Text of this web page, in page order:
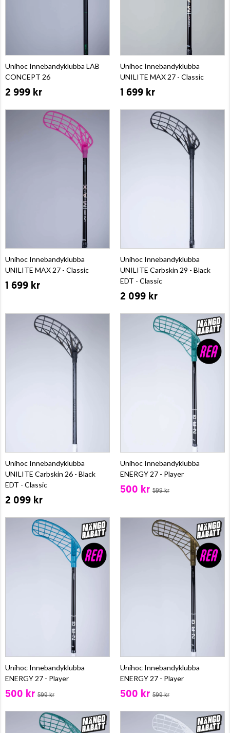
Unihoc Innebandyklubba LAB
CONCEPT 26
2 999 kr
Unihoc Innebandyklubba
UNILITE MAX 27 - Classic
1 699 kr
Unihoc Innebandyklubba
UNILITE MAX 27 - Classic
1 699 kr
Unihoc Innebandyklubba
UNILITE Carbskin 29 - Black
EDT - Classic
2 099 kr
Unihoc Innebandyklubba
UNILITE Carbskin 26 - Black
EDT - Classic
2 099 kr
Unihoc Innebandyklubba
ENERGY 27 - Player
500 kr 599 kr
Unihoc Innebandyklubba
ENERGY 27 - Player
500 kr 599 kr
Unihoc Innebandyklubba
ENERGY 27 - Player
500 kr 599 kr